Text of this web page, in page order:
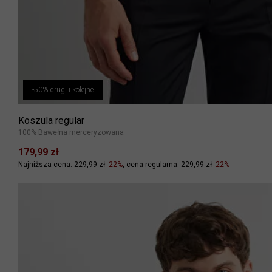
-50% drugi i kolejne
Koszula regular
100% Bawełna merceryzowana
179,99 zł
Najniższa cena: 229,99 zł -22% cena regularna: 229,99 zł -22%